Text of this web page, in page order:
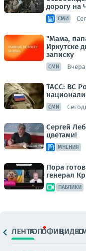
дорогу на
СМИ
"Мама,
Иркутске
записку
СМИ
ТАСС: ВС
СМИ
Сергей
цветами!
МНЕНИЯ
Пора
генерал
ПАБЛИКИ
ЛЕНТАТОПОФИЦ.ВИДЕО